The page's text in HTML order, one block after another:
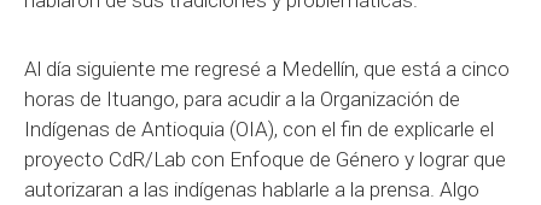
Al día siguiente me regresé a Medellín, que está a cinco
horas de Ituango, para acudir a la Organización de
Indígenas de Antioquia (OIA), con el fin de explicarle el
proyecto CdR/Lab con Enfoque de Género y lograr que
autorizaran a las indígenas hablarle a la prensa. Algo